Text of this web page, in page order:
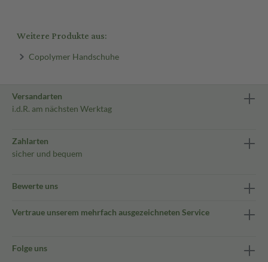
Weitere Produkte aus:
Copolymer Handschuhe
Versandarten
i.d.R. am nächsten Werktag
Zahlarten
sicher und bequem
Bewerte uns
Vertraue unserem mehrfach ausgezeichneten Service
Folge uns